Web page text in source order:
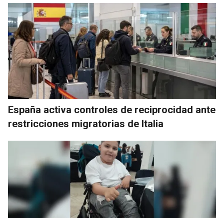
España activa controles de reciprocidad ante
restricciones migratorias de Italia